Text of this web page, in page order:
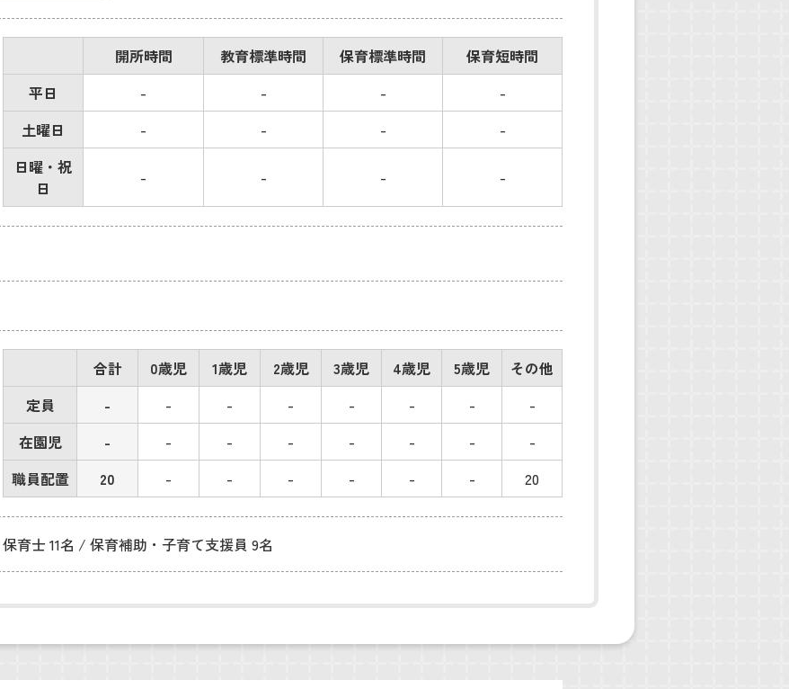
開所時間 教育標準時間 保育標準時間
保育短時間
平日
- - -
-
土曜日
- - -
-
日曜・祝
日
- - - -
合計 0歳児 1歳児 2歳児 3歳児 4歳児 5歳児
その他
定員
- - - - - - -
-
在園児
- - - - - - -
-
職員配置
20 - - - - - - 20
保育士 11名 / 保育補助・子育て支援員 9名